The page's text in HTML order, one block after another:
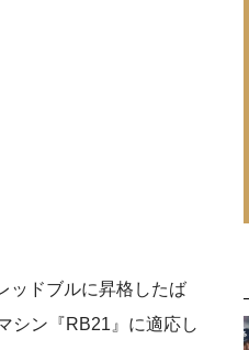
ッドブルに昇格したば
シン『RB21』に適応し